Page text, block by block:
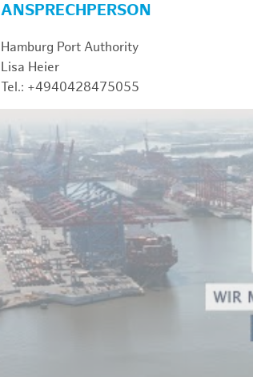
ANSPRECHPERSON
Hamburg Port Authority
Lisa Heier
Tel.: +4940428475055